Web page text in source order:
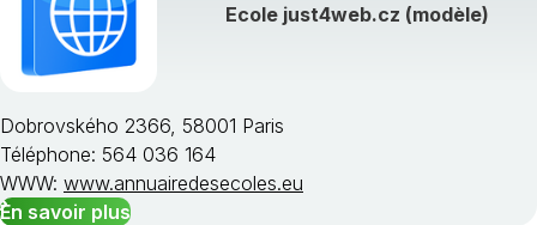
Ecole just4web.cz (modèle)
Dobrovského 2366, 58001 Paris
Téléphone: 564 036 164
WWW: www.annuairedesecoles.eu
En savoir plus